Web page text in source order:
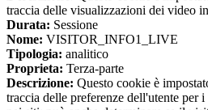
traccia delle visualizzazioni dei video
Durata: Sessione
Nome: VISITOR_INFO1_LIVE
Tipologia: analitico
Proprieta: Terza-parte
Descrizione: Questo cookie è
traccia delle preferenze dell'utente per